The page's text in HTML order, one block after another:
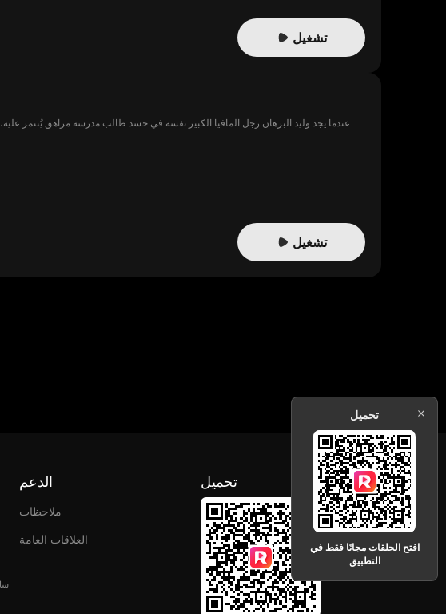
تشغيل
عندما يجد وليد البرهان رجل المافيا الكبير نفسه في جسد طالب مدرسة مراهق يُتنمر
تشغيل
الدعم
ملاحظات
العلاقات العامة
تحميل
تحميل
افتح الحلقات مجانًا فقط في
التطبيق